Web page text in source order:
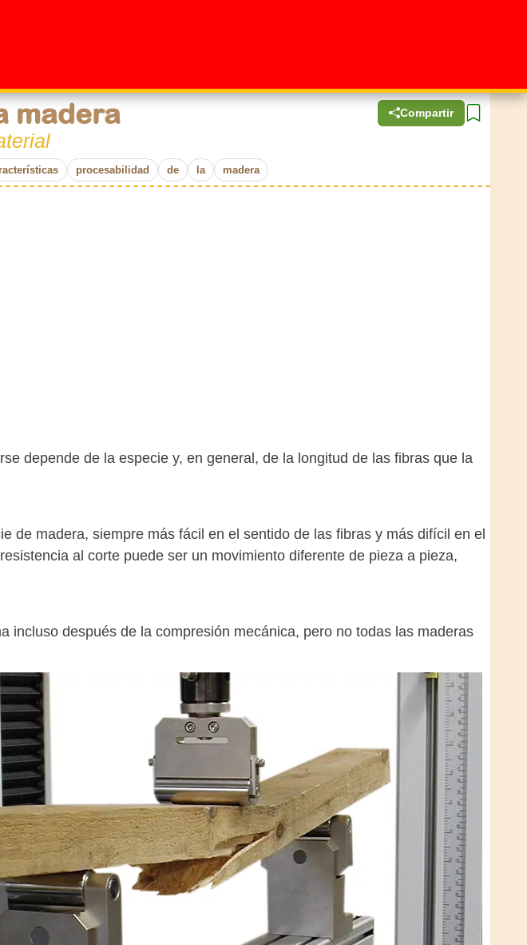
Compartir
madera
procesabilidad de la madera
depende de la especie y, en general, de la longitud de las fibras que la
de madera, siempre más fácil en el sentido de las fibras y más difícil en el
al corte puede ser un movimiento diferente de pieza a pieza,
incluso después de la compresión mecánica, pero no todas las maderas